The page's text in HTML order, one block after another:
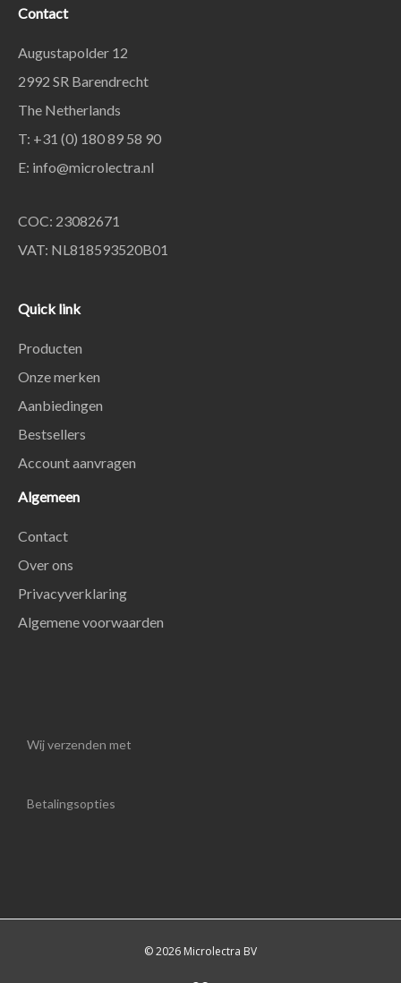
Contact
Augustapolder 12
2992 SR Barendrecht
The Netherlands
T: +31 (0) 180 89 58 90
E: info@microlectra.nl
COC: 23082671
VAT: NL818593520B01
Quick link
Producten
Onze merken
Aanbiedingen
Bestsellers
Account aanvragen
Algemeen
Contact
Over ons
Privacyverklaring
Algemene voorwaarden
Wij verzenden met
Betalingsopties
© 2026 Microlectra BV